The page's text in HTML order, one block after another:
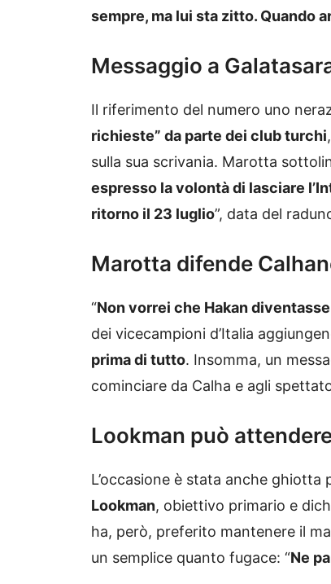
sempre, ma lui sta zitto. Quando
Messaggio a
Il riferimento del numero uno
richieste” da parte dei club turchi
sulla sua scrivania. Marotta
espresso la volontà di lasciare
ritorno il 23 luglio”, data del
Marotta difende
“Non vorrei che Hakan
dei vicecampioni d’Italia
prima di tutto. Insomma, un
cominciare da Calha e agli
Lookman può
L’occasione è stata anche
Lookman, obiettivo primario e
ha, però, preferito mantenere il
un semplice quanto fugace: “Ne